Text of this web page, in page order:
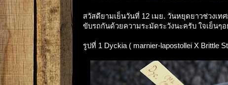
สวัสดียามเย็นวันที่ 12 เมย. วันหยุดยาวช่วงเท
ขับรถกันด้วยความระมัดระวังนะครับ ใจเย็น
รูปที่ 1 Dyckia ( marnier-lapostollei X Brittle